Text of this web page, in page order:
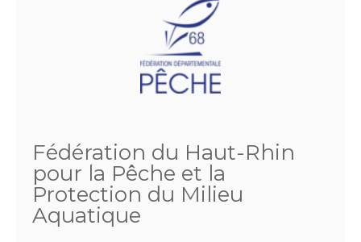
Fédération du Haut-Rhin
pour la Pêche et la
Protection du Milieu
Aquatique